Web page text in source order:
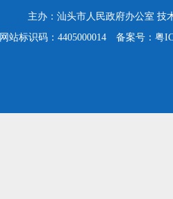
主办：汕头市人民政府办公室 技
网站标识码：4405000014
备案号：粤